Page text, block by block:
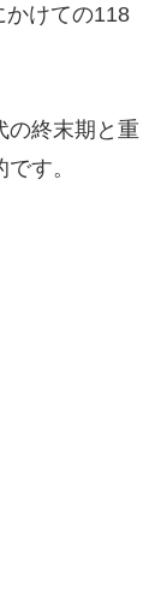
かけての118
の終末期と重
す。